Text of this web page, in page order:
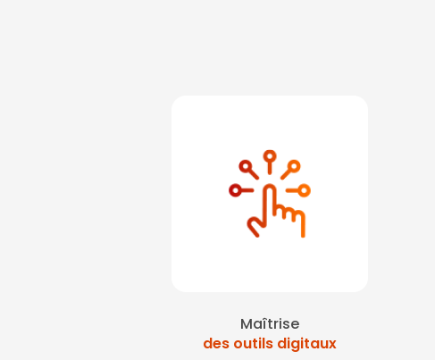
Maîtrise
des outils digitaux